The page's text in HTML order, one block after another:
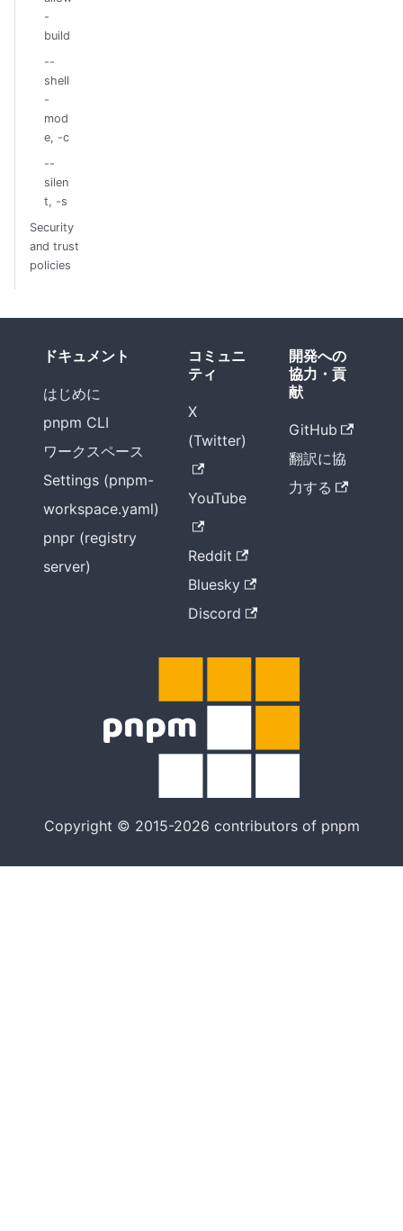
-
build
--
shell
-
mod
e, -c
--
silen
t, -s
Security
and trust
policies
ドキュメント
はじめに
pnpm CLI
ワークスペース
Settings (pnpm-
workspace.yaml)
pnpr (registry
server)
コミュニ
ティ
X
(Twitter)
YouTube
Reddit
Bluesky
Discord
開発への
協力・貢
献
GitHub
翻訳に協
力する
Copyright © 2015-2026 contributors of pnpm